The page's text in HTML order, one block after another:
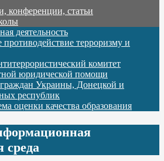
конференции, статьи
деятельность
терроризму и
комитет
юридической помощи
Украины, Донецкой и
республик
оценки качества образования
среда